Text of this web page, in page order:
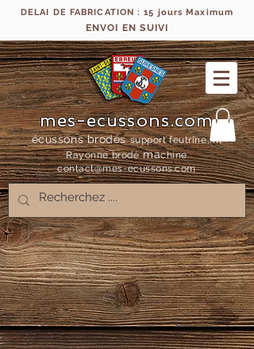
DELAI DE FABRICATION : 15 jours Maximum
ENVOI EN SUIVI
mes-ecussons.com
écussons brodés support feutrine, fil
Rayonne brodémachine
contact@mes-ecussons.com